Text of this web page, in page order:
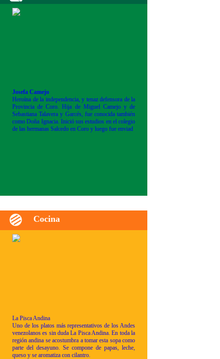
Josefa Camejo
Heroína de la independencia, y tenaz defensora de la
Provincia de Coro. Hija de Miguel Camejo y de
Sebastiana Talavera y Garcés, fue conocida también
como Doña Ignacia. Inició sus estudios en el colegio
de las hermanas Salcedo en Coro y luego fue enviad
Cocina
La Pisca Andina
Uno de los platos más representativos de los Andes
venezolanos es sin duda La Pisca Andina. En toda la
región andina se acostumbra a tomar esta sopa como
parte del desayuno. Se compone de papas, leche,
queso y se aromatiza con cilantro.